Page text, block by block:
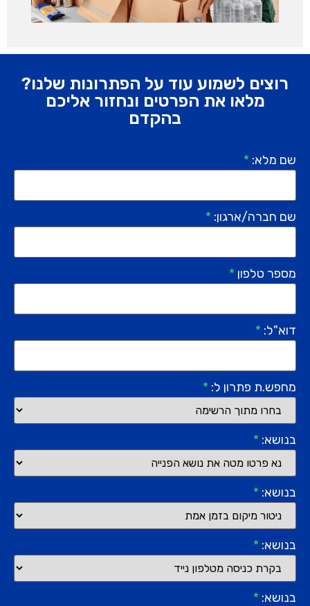
רוצים לשמוע עוד על הפתרונות שלנו?
מלאו את הפרטים ונחזור אליכם
בהקדם
שם מלא: *
שם חברה/ארגון: *
מספר טלפון *
דוא"ל: *
מחפש.ת פתרון ל: *
בנושא: *
בנושא: *
בנושא: *
בנושא: *